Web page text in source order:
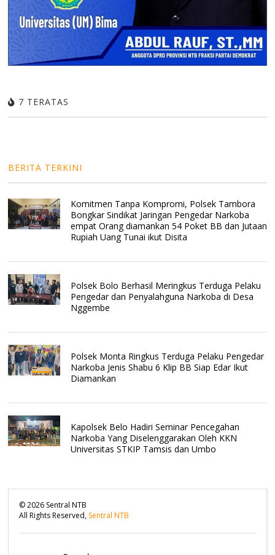
7 TERATAS
BERITA TERKINI
Komitmen Tanpa Kompromi, Polsek Tambora
Bongkar Sindikat Jaringan Pengedar Narkoba
empat Orang diamankan 54 Poket BB dan Jutaan
Rupiah Uang Tunai ikut Disita
Polsek Bolo Berhasil Meringkus Terduga Pelaku
Pengedar dan Penyalahguna Narkoba di Desa
Nggembe
Polsek Monta Ringkus Terduga Pelaku Pengedar
Narkoba Jenis Shabu 6 Klip BB Siap Edar Ikut
Diamankan
Kapolsek Belo Hadiri Seminar Pencegahan
Narkoba Yang Diselenggarakan Oleh KKN
Universitas STKIP Tamsis dan Umbo
©2026 Sentral NTB
All Rights Reserved, Sentral NTB